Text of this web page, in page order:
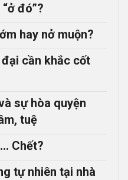
đó”?
hay nở muộn?
cần khắc cốt
sự hòa quyện
tuệ
Chết?
tự nhiên tại nhà